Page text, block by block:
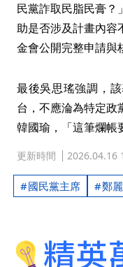
民黨詐取民脂民膏？
助是否涉及計畫內容
金會公開完整申請與
最後吳思瑤強調，
台，不應淪為特定政
韓國瑜，「這筆爛帳
更新時間 2026.04.16
國民黨主席 鄭